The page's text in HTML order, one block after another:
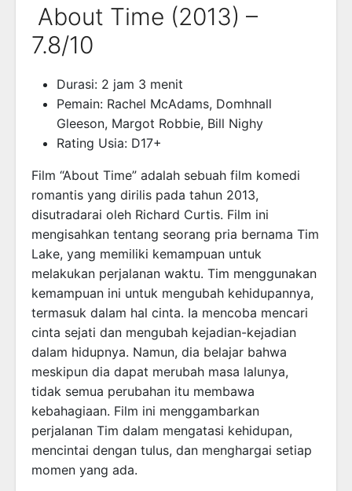
About Time (2013) –
7.8/10
Durasi: 2 jam 3 menit
Pemain: Rachel McAdams, Domhnall
Gleeson, Margot Robbie, Bill Nighy
Rating Usia: D17+
Film “About Time” adalah sebuah film komedi
romantis yang dirilis pada tahun 2013,
disutradarai oleh Richard Curtis. Film ini
mengisahkan tentang seorang pria bernama Tim
Lake, yang memiliki kemampuan untuk
melakukan perjalanan waktu. Tim menggunakan
kemampuan ini untuk mengubah kehidupannya,
termasuk dalam hal cinta. Ia mencoba mencari
cinta sejati dan mengubah kejadian-kejadian
dalam hidupnya. Namun, dia belajar bahwa
meskipun dia dapat merubah masa lalunya,
tidak semua perubahan itu membawa
kebahagiaan. Film ini menggambarkan
perjalanan Tim dalam mengatasi kehidupan,
mencintai dengan tulus, dan menghargai setiap
momen yang ada.